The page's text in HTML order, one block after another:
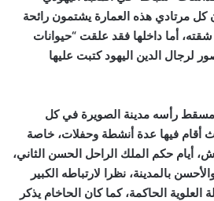
كل مرتادي هذه العمارة يشتمون رائحة
شقته، أما داخلها فقد علقت “حيوانات
لرجال الدين اليهود كتبت عليها
مسقط رأسه مدينة الصويرة في كل
أقام فيها عدة أنشطة وحفلات، خاصة
أيام حكم الملك الراحل الحسن الثاني،
بالمدينة، نظرا لارتباطه الكبير
العلوية الحاكمة، كما كان الحاخام يذكر